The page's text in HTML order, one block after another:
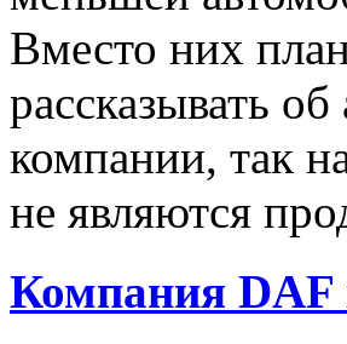
Вместо них
рассказывать
компании, так
не являются
Компания DAF